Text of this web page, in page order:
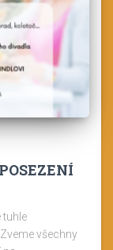
tuhle
všechny